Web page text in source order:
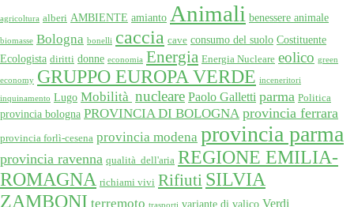
agricoltura alberi AMBIENTE amianto Animali benessere animale
biomasse Bologna bonelli caccia cave consumo del suolo Costituente
Ecologista diritti donne economia Energia Energia Nucleare eolico green
economy GRUPPO EUROPA VERDE inceneritori
inquinamento Lugo Mobilità nucleare Paolo Galletti parma Politica
provincia bologna PROVINCIA DI BOLOGNA provincia ferrara
provincia forlì-cesena provincia modena provincia parma
provincia ravenna qualità dell'aria REGIONE EMILIA-
ROMAGNA richiami vivi Rifiuti SILVIA
ZAMBONI terremoto trasporti variante di valico Verdi